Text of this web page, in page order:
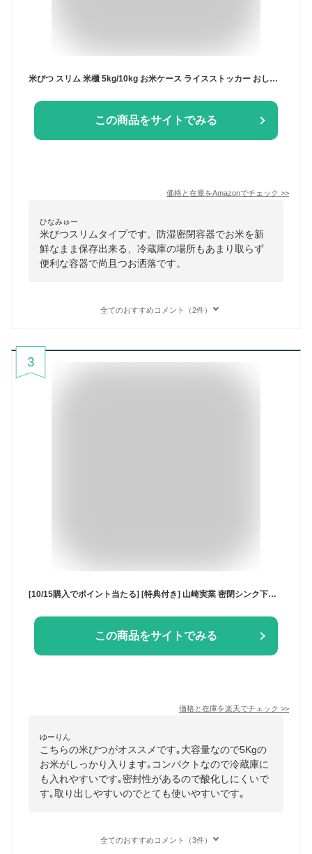
米びつ スリム 米櫃 5kg/10kg お米ケース ライスストッカー おしゃれ こめびつ スライド 米貯蔵容器 保存容器 防湿密閉容器 貯蔵タンク 残量見える 大容量 軽量 お米ケース 冷蔵庫 お米収納 キッチン収納 乾燥 鮮度を保ち 家庭用
この商品をサイトでみる
価格と在庫をAmazonでチェック >>
ひなみゅー
米びつスリムタイプです。防湿密閉容器でお米を新
鮮なまま保存出来る、冷蔵庫の場所もあまり取らず
便利な容器で尚且つお洒落です。
全てのおすすめコメント（2件）
3
[10/15購入でポイント当たる] [特典付き] 山崎実業 密閉シンク下米びつ タワー 5kg 計量カップ付 tower 5kg 冷蔵庫 米 保存容器 密閉 計量カップ シンク下 5キロ ライスストッカー ライスボックス 米びつ こめびつ 野菜室 おしゃれ シンプル 白 黒 3377 3378 タワーシリーズ
この商品をサイトでみる
価格と在庫を楽天でチェック >>
ゆーりん
こちらの米びつがオススメです｡大容量なので5Kgの
お米がしっかり入ります｡コンパクトなので冷蔵庫に
も入れやすいです｡密封性があるので酸化しにくいで
す｡取り出しやすいのでとても使いやすいです｡
全てのおすすめコメント（3件）